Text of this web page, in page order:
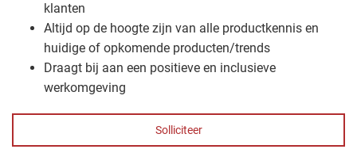
klanten
Altijd op de hoogte zijn van alle productkennis en
huidige of opkomende producten/trends
Draagt bij aan een positieve en inclusieve
werkomgeving
Solliciteer